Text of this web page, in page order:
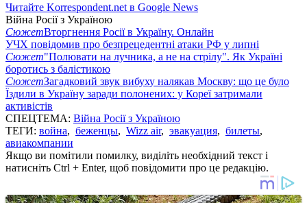
Читайте Korrespondent.net в Google News
Війна Росії з Україною
СюжетВторгнення Росії в Україну. Онлайн
УЧХ повідомив про безпрецедентні атаки РФ у липні
Сюжет"Полювати на лучника, а не на стрілу". Як Україні
боротись з балістикою
СюжетЗагадковий звук вибуху налякав Москву: що це було
Їздили в Україну заради полонених: у Кореї затримали
активістів
СПЕЦТЕМА: Війна Росії з Україною
ТЕГИ: война, беженцы, Wizz air, эвакуация, билеты,
авиакомпании
Якщо ви помітили помилку, виділіть необхідний текст і
натисніть Ctrl + Enter, щоб повідомити про це редакцію.